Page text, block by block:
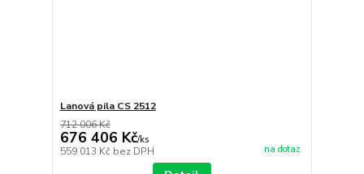
Lanová pila CS 2512
712 006 Kč
676 406 Kč/ks
559 013 Kč bez DPH na dotaz